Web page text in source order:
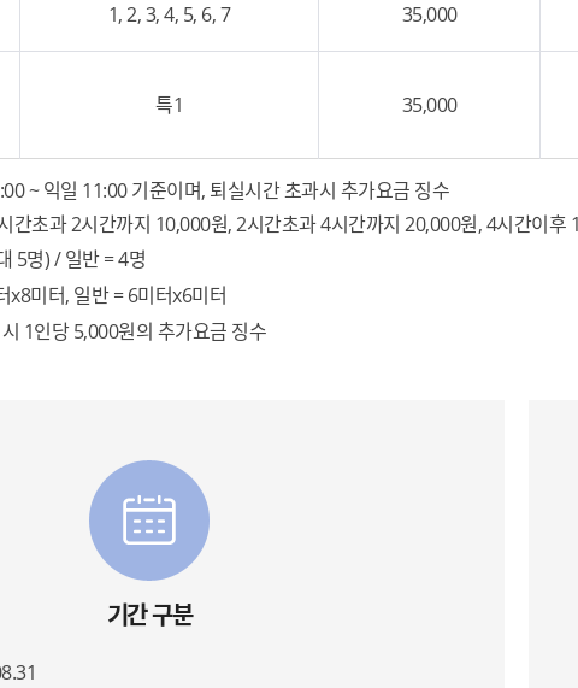
1, 2, 3, 4, 5, 6, 7 35,000
특1 35,000
~ 익일 11:00 기준이며, 퇴실시간 초과시 추가요금 징수
간초과 2시간까지 10,000원, 2시간초과 4시간까지 20,000원, 4시간이후
5명) / 일반 = 4명
x8미터, 일반 = 6미터x6미터
1인당 5,000원의 추가요금 징수
기간 구분